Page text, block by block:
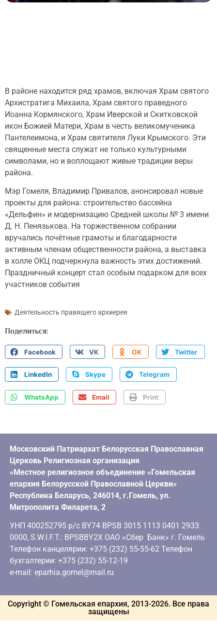
В районе находится ряд храмов, включая Храм святого
Архистратига Михаила, Храм святого праведного
Иоанна Кормянского, Храм Иверской и Скитковской
икон Божией Матери, Храм в честь великомученика
Пантелеимона, и Храм святителя Луки Крымского. Эти
священные места служат не только культурными
символами, но и воплощают живые традиции веры
района.
Мэр Гомеля, Владимир Привалов, анонсировал новые
проекты для района: строительство бассейна
«Дельфин» и модернизацию Средней школы № 3 имени
Д. Н. Пенязькова. На торжественном собрании
вручались почётные грамоты и благодарности
активным членам общественности района, а выставка
в холле ОКЦ подчеркнула важность этих достижений.
Праздничный концерт стал особым подарком для всех
участников события
Деятельность правящего архиерея
Поделиться:
Facebook VK OK Twitter
LinkedIn Skype Telegram
WhatsApp Email Print
Московский Патриархат Белорусская Православная
Церковь Религиозная организация
«Местное религиозное объединение «Гомельская
епархия Белорусской Православной Церкви»
Республика Беларусь, 246014, г.Гомель, ул.
Митрополита Филарета, 2
УНП 400252795 р/с BY74 BPSB 3015 1113 0401 2933
0000, S.W.I.F.T.: BPSBBY2X ОАО «Сбер Банк» г. Гомель
Телефон канцелярии: +375 (232) 55-55-62 Телефон
бухгалтерии: +375 (232) 55-12-19
e-mail: eparhia.gomel@mail.ru
Copyright © Гомельская епархия, 2013-2026. Все права
защищены